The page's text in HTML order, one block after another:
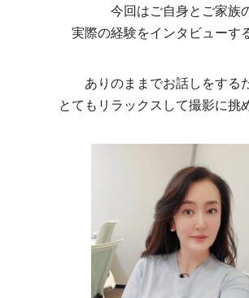
今回はご自身とご家族
実際の経験をインタビューす
ありのままでお話しをする
とてもリラックスして撮影に挑